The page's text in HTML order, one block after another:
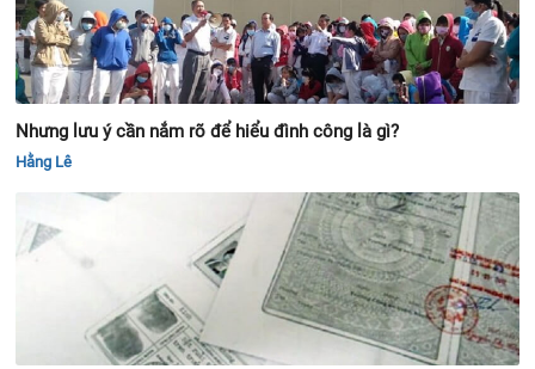
Nhưng lưu ý cần nắm rõ để hiểu đình công là gì?
Hằng Lê